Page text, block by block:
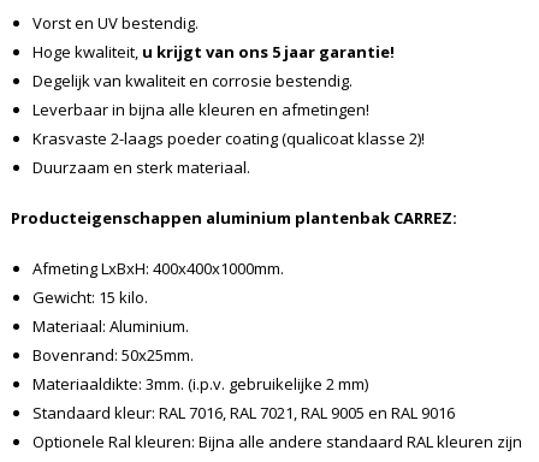
Vorst en UV bestendig.
Hoge kwaliteit, u krijgt van ons 5 jaar garantie!
Degelijk van kwaliteit en corrosie bestendig.
Leverbaar in bijna alle kleuren en afmetingen!
Krasvaste 2-laags poeder coating (qualicoat klasse 2)!
Duurzaam en sterk materiaal.
Producteigenschappen aluminium plantenbak CARREZ:
Afmeting LxBxH: 400x400x1000mm.
Gewicht: 15 kilo.
Materiaal: Aluminium.
Bovenrand: 50x25mm.
Materiaaldikte: 3mm. (i.p.v. gebruikelijke 2 mm)
Standaard kleur: RAL 7016, RAL 7021, RAL 9005 en RAL 9016
Optionele Ral kleuren: Bijna alle andere standaard RAL kleuren zijn